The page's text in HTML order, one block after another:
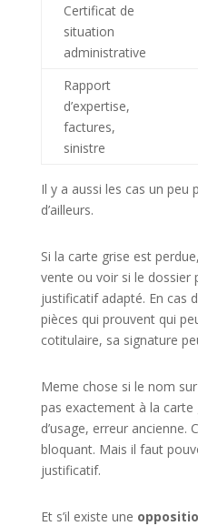
Certificat de
situation
administrative
Rapport
d’expertise,
factures,
sinistre
Il y a aussi les cas un peu
d’ailleurs.
Si la carte grise est
vente ou voir si le dossier
justificatif adapté. En cas
pièces qui prouvent qui
cotitulaire, sa signature
Meme chose si le nom
pas exactement à la
d’usage, erreur ancienne.
bloquant. Mais il faut
justificatif.
Et s’il existe une